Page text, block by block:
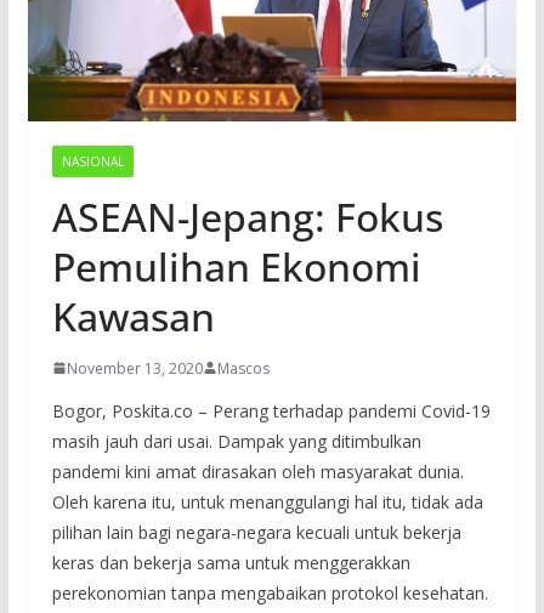
NASIONAL
ASEAN-Jepang: Fokus
Pemulihan Ekonomi
Kawasan
November 13, 2020 Mascos
Bogor, Poskita.co – Perang terhadap pandemi Covid-19
masih jauh dari usai. Dampak yang ditimbulkan
pandemi kini amat dirasakan oleh masyarakat dunia.
Oleh karena itu, untuk menanggulangi hal itu, tidak ada
pilihan lain bagi negara-negara kecuali untuk bekerja
keras dan bekerja sama untuk menggerakkan
perekonomian tanpa mengabaikan protokol kesehatan.